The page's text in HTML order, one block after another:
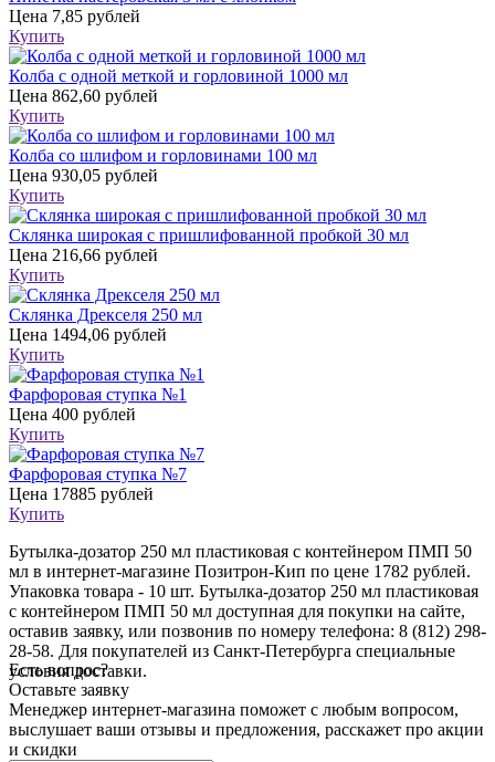
Цена 7,85 рублей
Купить
Колба с одной меткой и горловиной 1000 мл
Цена 862,60 рублей
Купить
Колба со шлифом и горловинами 100 мл
Цена 930,05 рублей
Купить
Склянка широкая с пришлифованной пробкой 30 мл
Цена 216,66 рублей
Купить
Склянка Дрекселя 250 мл
Цена 1494,06 рублей
Купить
Фарфоровая ступка №1
Цена 400 рублей
Купить
Фарфоровая ступка №7
Цена 17885 рублей
Купить
Бутылка-дозатор 250 мл пластиковая с контейнером ПМП 50
мл в интернет-магазине Позитрон-Кип по цене 1782 рублей.
Упаковка товара - 10 шт. Бутылка-дозатор 250 мл пластиковая
с контейнером ПМП 50 мл доступная для покупки на сайте,
оставив заявку, или позвонив по номеру телефона: 8 (812) 298-
28-58. Для покупателей из Санкт-Петербурга специальные
условия доставки.
Есть вопрос?
Оставьте заявку
Менеджер интернет-магазина поможет с любым вопросом,
выслушает ваши отзывы и предложения, расскажет про акции
и скидки